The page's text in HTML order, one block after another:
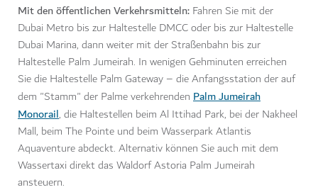
Mit den öffentlichen Verkehrsmitteln: Fahren Sie mit der
Dubai Metro bis zur Haltestelle DMCC oder bis zur Haltestelle
Dubai Marina, dann weiter mit der Straßenbahn bis zur
Haltestelle Palm Jumeirah. In wenigen Gehminuten erreichen
Sie die Haltestelle Palm Gateway – die Anfangsstation der auf
dem "Stamm" der Palme verkehrenden Palm Jumeirah
Monorail, die Haltestellen beim Al Ittihad Park, bei der Nakheel
Mall, beim The Pointe und beim Wasserpark Atlantis
Aquaventure abdeckt. Alternativ können Sie auch mit dem
Wassertaxi direkt das Waldorf Astoria Palm Jumeirah
ansteuern.